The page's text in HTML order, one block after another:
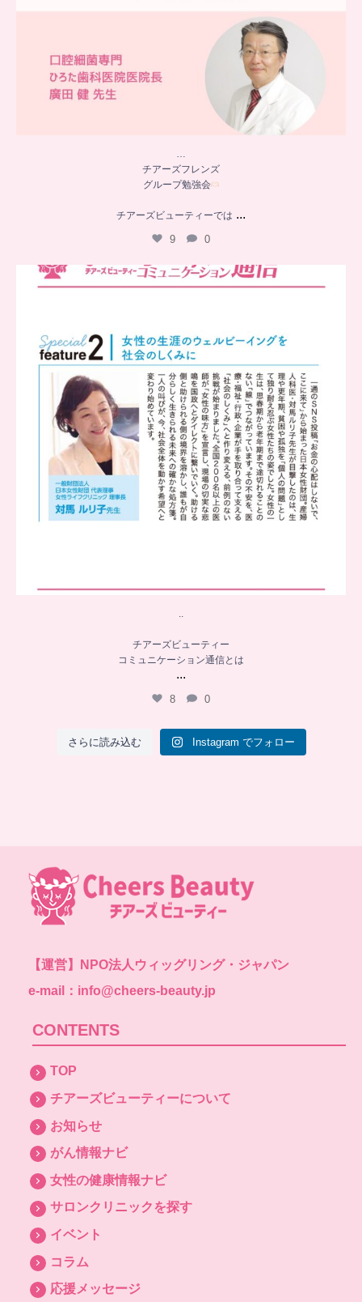
…
チアーズフレンズ
グループ勉強会
チアーズビューティーでは ...
9 0
..
8
..
チアーズビューティー
コミュニケーション通信とは
...
8 0
さらに読み込む Instagram でフォロー
【運営】
NPO法人ウィッグリング・ジャパン
e-mail：info@cheers-beauty.jp
CONTENTS
TOP
チアーズビューティーについて
お知らせ
がん情報ナビ
女性の健康情報ナビ
サロンクリニックを探す
イベント
コラム
応援メッセージ